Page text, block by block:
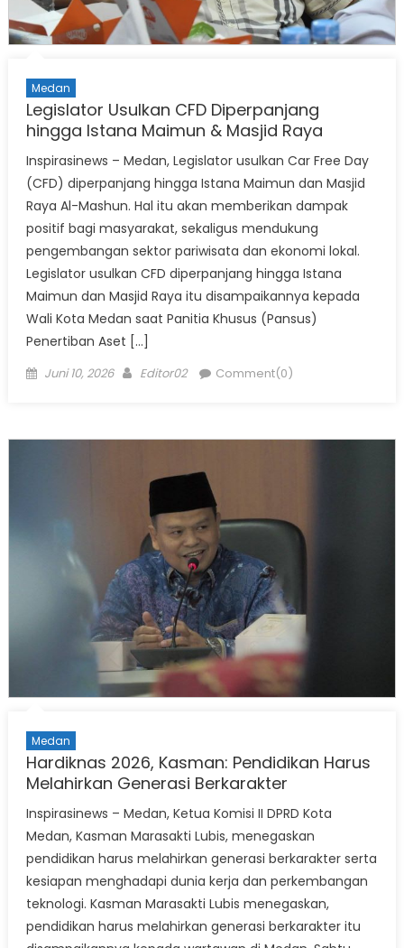
Medan
Legislator Usulkan CFD Diperpanjang
hingga Istana Maimun & Masjid Raya
Inspirasinews – Medan, Legislator usulkan Car Free Day
(CFD) diperpanjang hingga Istana Maimun dan Masjid
Raya Al-Mashun. Hal itu akan memberikan dampak
positif bagi masyarakat, sekaligus mendukung
pengembangan sektor pariwisata dan ekonomi lokal.
Legislator usulkan CFD diperpanjang hingga Istana
Maimun dan Masjid Raya itu disampaikannya kepada
Wali Kota Medan saat Panitia Khusus (Pansus)
Penertiban Aset […]
Posted
Juni 10, 2026 Author
Editor02 Comment(0)
Medan
Hardiknas 2026, Kasman: Pendidikan Harus
Melahirkan Generasi Berkarakter
Inspirasinews – Medan, Ketua Komisi II DPRD Kota
Medan, Kasman Marasakti Lubis, menegaskan
pendidikan harus melahirkan generasi berkarakter serta
kesiapan menghadapi dunia kerja dan perkembangan
teknologi. Kasman Marasakti Lubis menegaskan,
pendidikan harus melahirkan generasi berkarakter itu